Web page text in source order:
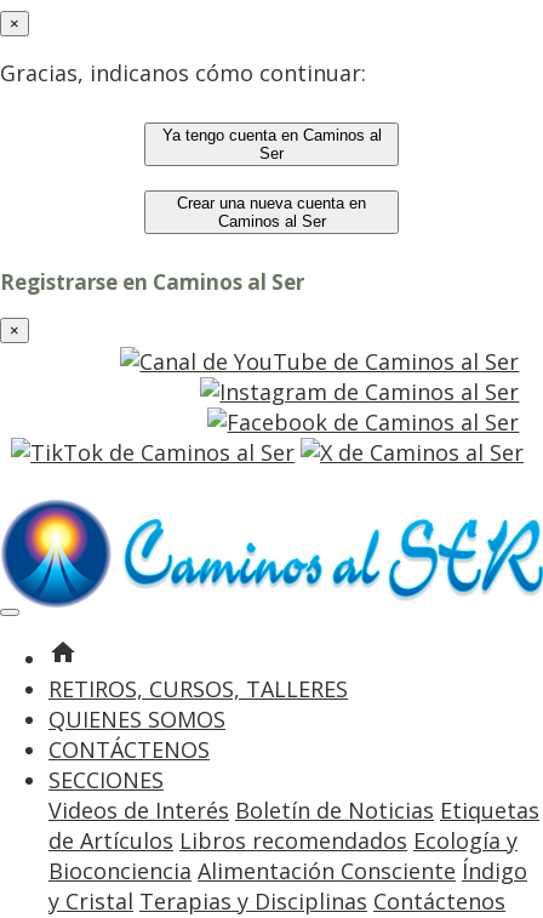
×
Gracias, indicanos cómo continuar:
Ya tengo cuenta en Caminos al
Ser
Crear una nueva cuenta en
Caminos al Ser
Registrarse en Caminos al Ser
×
home
RETIROS, CURSOS, TALLERES
QUIENES SOMOS
CONTÁCTENOS
SECCIONES
Videos de Interés Boletín de Noticias Etiquetas
de Artículos Libros recomendados Ecología y
Bioconciencia Alimentación Consciente Índigo
y Cristal Terapias y Disciplinas Contáctenos